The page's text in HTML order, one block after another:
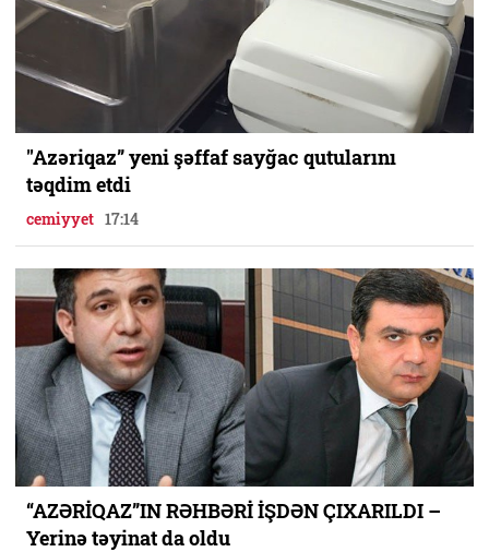
"Azəriqaz” yeni şəffaf sayğac qutularını
təqdim etdi
cemiyyet 17:14
“AZƏRİQAZ”IN RƏHBƏRİ İŞDƏN ÇIXARILDI –
Yerinə təyinat da oldu